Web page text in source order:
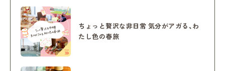
ちょっと贅沢な非日常 気分がアガる、わ
たし色の春旅